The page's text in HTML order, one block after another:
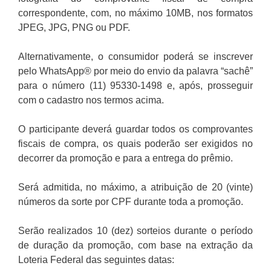
correspondente, com, no máximo 10MB, nos formatos
JPEG, JPG, PNG ou PDF.
Alternativamente, o consumidor poderá se inscrever
pelo WhatsApp® por meio do envio da palavra “sachê”
para o número (11) 95330-1498 e, após, prosseguir
com o cadastro nos termos acima.
O participante deverá guardar todos os comprovantes
fiscais de compra, os quais poderão ser exigidos no
decorrer da promoção e para a entrega do prêmio.
Será admitida, no máximo, a atribuição de 20 (vinte)
números da sorte por CPF durante toda a promoção.
Serão realizados 10 (dez) sorteios durante o período
de duração da promoção, com base na extração da
Loteria Federal das seguintes datas: